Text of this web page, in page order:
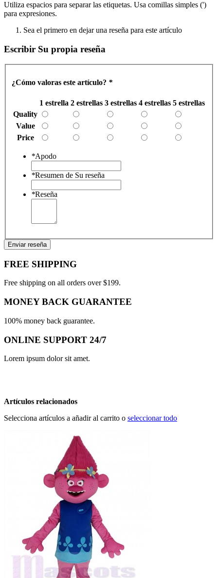
Utiliza espacios para separar las etiquetas. Usa comillas simples (')
para expresiones.
Sea el primero en dejar una reseña para este artículo
Escribir Su propia reseña
¿Cómo valoras este artículo? *
1 estrella 2 estrellas 3 estrellas 4 estrellas 5 estrellas
Quality
Value
Price
*Apodo
*Resumen de Su reseña
*Reseña
Enviar reseña
FREE SHIPPING
Free shipping on all orders over $199.
MONEY BACK GUARANTEE
100% money back guarantee.
ONLINE SUPPORT 24/7
Lorem ipsum dolor sit amet.
Artículos relacionados
Selecciona artículos a añadir al carrito o seleccionar todo